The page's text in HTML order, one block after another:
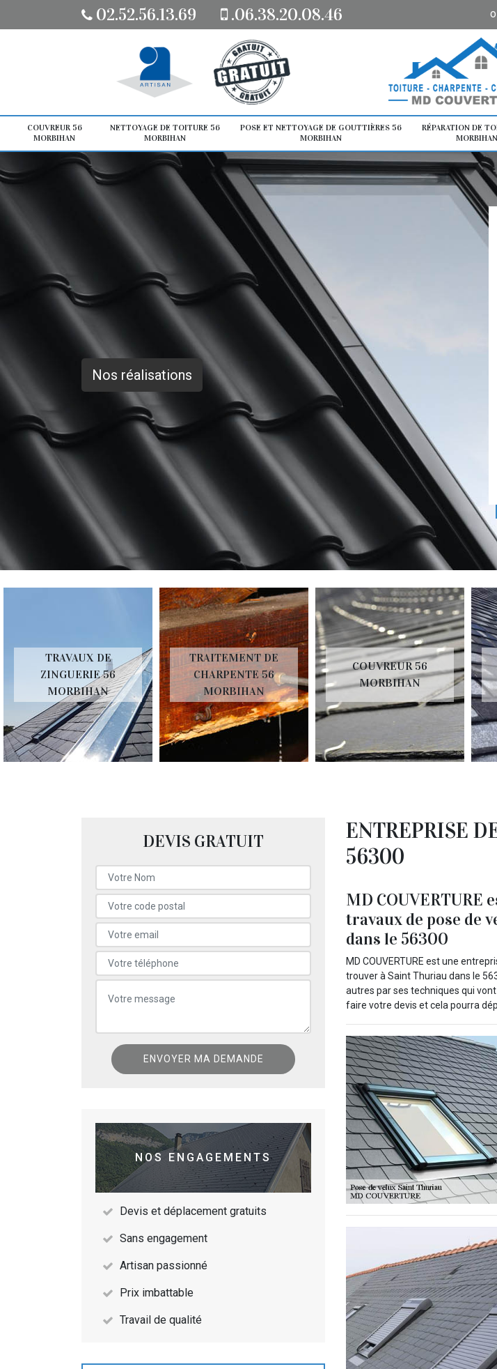
02.52.56.13.69 .06.38.20.08.46
COUVREUR 56
MORBIHAN
NETTOYAGE DE TOITURE 56
MORBIHAN
POSE ET NETTOYAGE DE GOUTTIÈRES 56
MORBIHAN
RÉPARATION DE
MORBIHAN
Nos réalisations
TRAVAUX DE
ZINGUERIE 56
MORBIHAN
TRAITEMENT DE
CHARPENTE 56
MORBIHAN
COUVREUR 56
MORBIHAN
DEVIS GRATUIT
NOS ENGAGEMENTS
Devis et déplacement gratuits
Sans engagement
Artisan passionné
Prix imbattable
Travail de qualité
ENTREPRISE
56300
MD COUVERTURE
travaux de pose de
dans le 56300
MD COUVERTURE est une
trouver à Saint Thuriau dans le
autres par ses techniques qui
faire votre devis et cela pourra